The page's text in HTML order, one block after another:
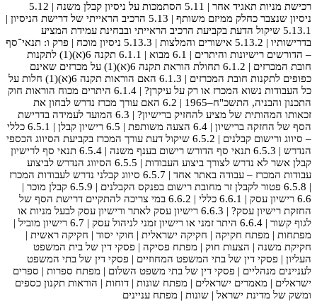
רכישת מניות תאגיד אחר | 5.11 הסתמכות על ניסיון קבלן משנה | 5.12
ניסיון שנצבר כחלק ממיזם משותף | 5.13 הרכיב הראייתי של דרישת הניסיון |
5.13.1 שיקול הדעת בקביעת הרכיב הראייתי ובבחינת עמידת המציע
בדרישותיו | 5.13.2 אישורים והמלצות | 5.13.3 ניסיון מוכח | פרק ו: תנאי־סף
– הדורשים רישיונות והיתרים | 6.1 מבוא | 6.1.1 תקנה 6(א)(1) לתקנות
חובת המכרזים | 6.1.2 תחולת הוראת תקנה 6(א)(1) על מכרזים שאינם
כפופים לתקנות חובת המכרזים | 6.1.3 האם הוראות תקנה 6(א)(1) חלות על
כל העבודות נשוא המכרז או רק על עיקרן? | 6.1.4 היתרים מכוח הוראות חוק
התכנון והבניה, התשכ"ח–1965 | 6.2 האם עורך מכרז נדרש לבחון את
זכאותו המהותית של מציע להחזיק ברישיון? | 6.3 המועד לעמידה בדרישת
הסף של החזקה ברישיון | 6.4 הצעה משותפת | 6.5 רישיון קבלן | 6.5.1 כללי
– סיווג ורישום קבלנים | 6.5.2 שיקול דעת עורך המכרז בקביעת הסיווג הכספי
הנדרש | 6.5.3 תנאי סף הדורש רישום בענף משנה | 6.5.4 תנאי סף לרישיון
קבלן אשר לא נדרש לצורך ביצוע העבודות | 6.5.5 הסיווג הנדרש לביצוע
עבודות המכרז – עבודה באתר אחד | 6.5.7 סיווג קבלני נדרש לעבודות המכרז
| 6.5.8 פטור לקבלן זר מחובת רישום בפנקס הקבלנים | 6.5.9 קבלן מוכר |
6.6 רישיון עסק | 6.6.1 כללי | 6.6.2 במי צריכה להתקיים דרישת הסף של
החזקת רישיון עסק? | 6.6.3 רישיון עסק לאתר ורישיון עסק לבעל מניות או
לגוף קשור | 6.6.4 היתר זמני או רישיון זמני לניהול עסק | 6.7 רישיון מוביל |
מפתחות | מפתח חקיקה | חקיקה ישראלית | חוקי יסוד | חקיקה ראשית |
חקיקת משנה | הצעות חוק | מפתח פסיקה | פסקי דין של בית המשפט
העליון | פסקי דין של בתי המשפט המחוזיים | פסקי דין של בתי המשפט
לעניינים מנהליים | פסקי דין של בתי משפט השלום | מפתח ספרות | ספרים
ישראלים | מאמרים ישראלים | מפתח שונות | דוחות | הוראות תקנון כספים
ומשק של מדינת ישראל | שונות | מפתח עניינים